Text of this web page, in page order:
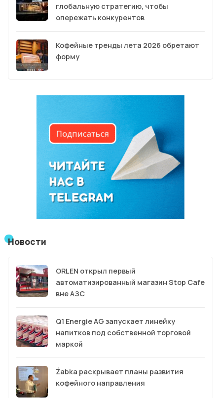
глобальную стратегию, чтобы
опережать конкурентов
Кофейные тренды лета 2026 обретают
форму
Новости
ORLEN открыл первый
автоматизированный магазин Stop Cafe
вне АЗС
Q1 Energie AG запускает линейку
напитков под собственной торговой
маркой
Żabka раскрывает планы развития
кофейного направления